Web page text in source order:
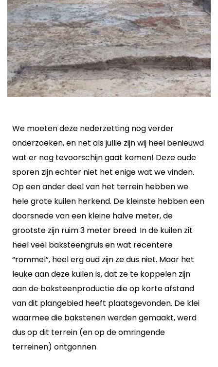
We moeten deze nederzetting nog verder
onderzoeken, en net als jullie zijn wij heel benieuwd
wat er nog tevoorschijn gaat komen! Deze oude
sporen zijn echter niet het enige wat we vinden.
Op een ander deel van het terrein hebben we
hele grote kuilen herkend. De kleinste hebben een
doorsnede van een kleine halve meter, de
grootste zijn ruim 3 meter breed. In de kuilen zit
heel veel baksteengruis en wat recentere
“rommel”, heel erg oud zijn ze dus niet. Maar het
leuke aan deze kuilen is, dat ze te koppelen zijn
aan de baksteenproductie die op korte afstand
van dit plangebied heeft plaatsgevonden. De klei
waarmee die bakstenen werden gemaakt, werd
dus op dit terrein (en op de omringende
terreinen) ontgonnen.